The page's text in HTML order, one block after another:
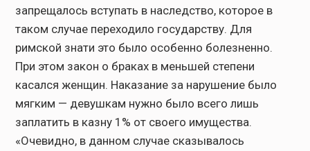
запрещалось вступать в наследство, которое в
таком случае переходило государству. Для
римской знати это было особенно болезненно.
При этом закон о браках в меньшей степени
касался женщин. Наказание за нарушение было
мягким — девушкам нужно было всего лишь
заплатить в казну 1% от своего имущества.
«Очевидно, в данном случае сказывалось